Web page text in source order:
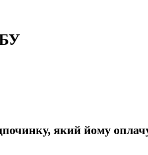
який йому